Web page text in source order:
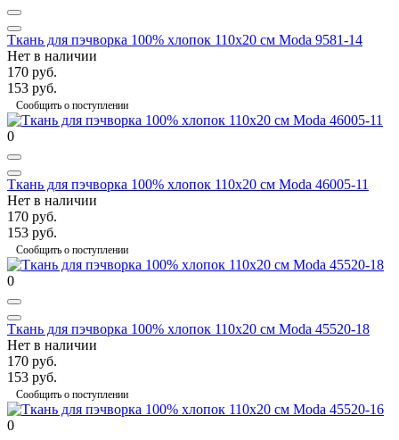
Ткань для пэчворка 100% хлопок 110х20 см Moda 9581-14
Нет в наличии
170 руб.
153 руб.
Сообщить о поступлении
0
Ткань для пэчворка 100% хлопок 110х20 см Moda 46005-11
Нет в наличии
170 руб.
153 руб.
Сообщить о поступлении
0
Ткань для пэчворка 100% хлопок 110х20 см Moda 45520-18
Нет в наличии
170 руб.
153 руб.
Сообщить о поступлении
0